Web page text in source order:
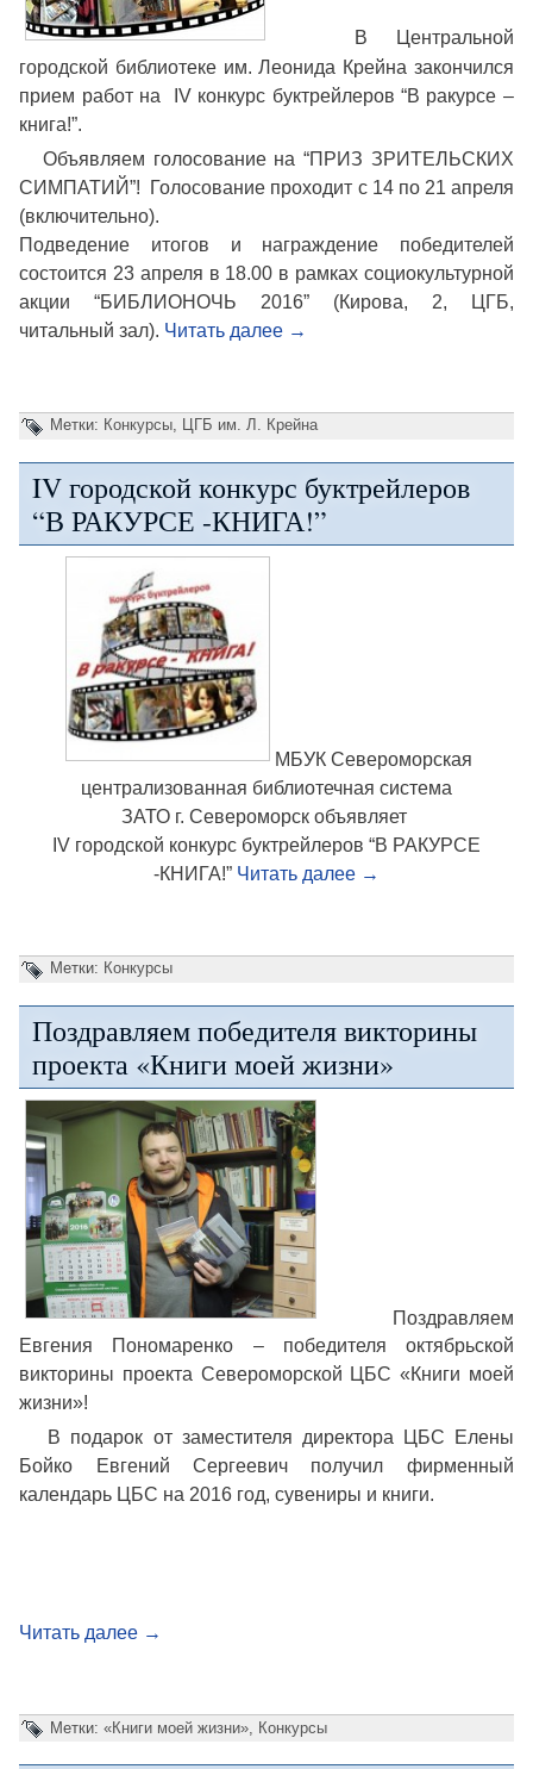
В Центральной
городской библиотеке им. Леонида Крейна закончился
прием работ на IV конкурс буктрейлеров “В ракурсе –
книга!”.
Объявляем голосование на “ПРИЗ ЗРИТЕЛЬСКИХ
СИМПАТИЙ”! Голосование проходит с 14 по 21 апреля
(включительно).
Подведение итогов и награждение победителей
состоится 23 апреля в 18.00 в рамках социокультурной
акции “БИБЛИОНОЧЬ 2016” (Кирова, 2, ЦГБ,
читальный зал). Читать далее →
Метки: Конкурсы, ЦГБ им. Л. Крейна
IV городской конкурс буктрейлеров
“В РАКУРСЕ -КНИГА!”
МБУК Североморская
централизованная библиотечная система
ЗАТО г. Североморск объявляет
IV городской конкурс буктрейлеров “В РАКУРСЕ
-КНИГА!” Читать далее →
Метки: Конкурсы
Поздравляем победителя викторины
проекта «Книги моей жизни»
Поздравляем
Евгения Пономаренко – победителя октябрьской
викторины проекта Североморской ЦБС «Книги моей
жизни»!
В подарок от заместителя директора ЦБС Елены
Бойко Евгений Сергеевич получил фирменный
календарь ЦБС на 2016 год, сувениры и книги.
Читать далее →
Метки: «Книги моей жизни» Конкурсы